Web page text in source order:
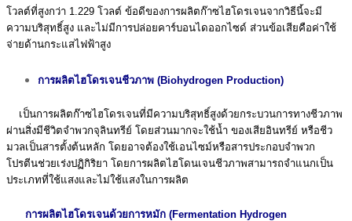
โวลต์ที่สูงกว่า 1.229 โวลต์ ข้อดีของการผลิตก๊าซไฮโดรเจนจากวิธีนี้จะมี
ความบริสุทธิ์สูง และไม่มีการปล่อยคาร์บอนไดออกไซด์ ส่วนข้อเสียคือค่าใช้
จ่ายด้านกระแสไฟฟ้าสูง
การผลิตไฮโดรเจนชีวภาพ (Biohydrogen Production)
เป็นการผลิตก๊าซไฮโดรเจนที่มีความบริสุทธิ์สูงด้วยกระบวนการทางชีวภาพ
ผ่านสิ่งมีชีวิตจำพวกจุลินทรีย์ โดยส่วนมากจะใช้นํ้า ของเสียอินทรีย์ หรือชีว
มวลเป็นสารตั้งต้นหลัก โดยอาจต้องใช้เอนไซม์หรือสารประกอบจำพวก
โปรตีนช่วยเร่งปฏิกิริยา โดยการผลิตไฮโดนเจนชีวภาพสามารถจำแนกเป็น
ประเภทที่ใช้แสงและไม่ใช้แสงในการผลิต
การผลิตไฮโดรเจนด้วยการหมัก (Fermentation Hydrogen